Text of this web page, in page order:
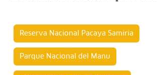
Reserva Nacional Pacaya Samiria
Parque Nacional del Manu